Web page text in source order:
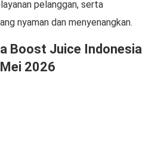
pelanggan, serta
nyaman dan menyenangkan.
Boost Juice Indonesia
Mei 2026